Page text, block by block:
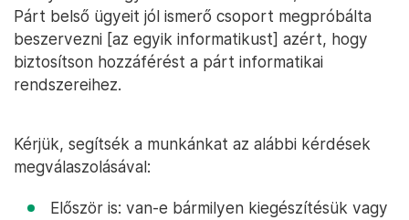
Párt belső ügyeit jól ismerő csoport megpróbálta
beszervezni [az egyik informatikust] azért, hogy
biztosítson hozzáférést a párt informatikai
rendszereihez.
Kérjük, segítsék a munkánkat az alábbi kérdések
megválaszolásával:
Először is: van-e bármilyen kiegészítésük vagy